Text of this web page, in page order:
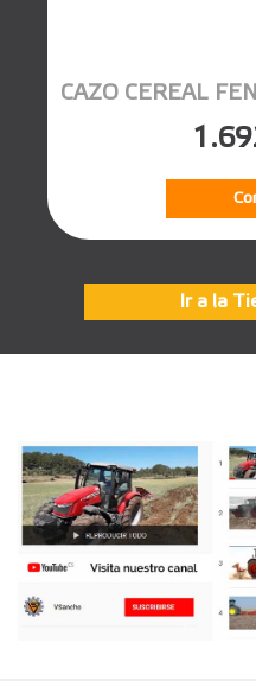
CAZO CEREAL
Ir a la